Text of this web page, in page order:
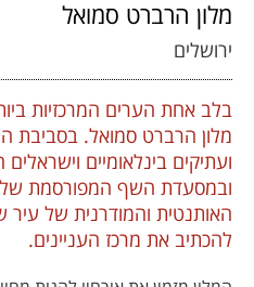
מלון הרברט סמואל
ירושלים
בלב אחת הערים המרכזיות
מלון הרברט סמואל. בסביבת
ועתיקים בינלאומיים
ובמסעדת השף המפורסמת
האותנטית והמודרנית של
להכתיב את מרכז העניינים.